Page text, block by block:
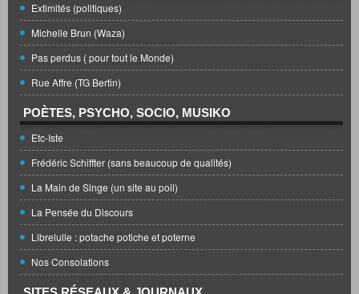
Extimités (politiques)
Michelle Brun (Waza)
Pas perdus ( pour tout le Monde)
Rue Affre (TG Bertin)
POÈTES, PSYCHO, SOCIO, MUSIKO
Etc-Iste
Frédéric Schiffter (sans beaucoup de qualités)
La Main de Singe (un site au poil)
La Pensée du Discours
Librelulle : potache potiche et poterne
Nos Consolations